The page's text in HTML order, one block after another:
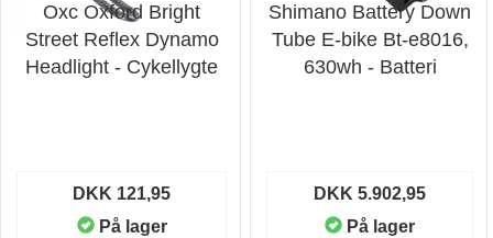
Oxc Oxford Bright
Street Reflex Dynamo
Headlight - Cykellygte
DKK 121,95
På lager
Shimano Battery Down
Tube E-bike Bt-e8016,
630wh - Batteri
DKK 5.902,95
På lager